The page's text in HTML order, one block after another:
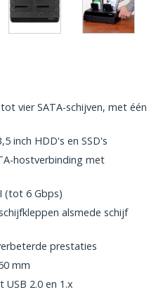
vier SATA-schijven, met één
inch HDD's en SSD's
hostverbinding met
(tot 6 Gbps)
alsmede schijf
prestaties
mm
2.0 en 1.x